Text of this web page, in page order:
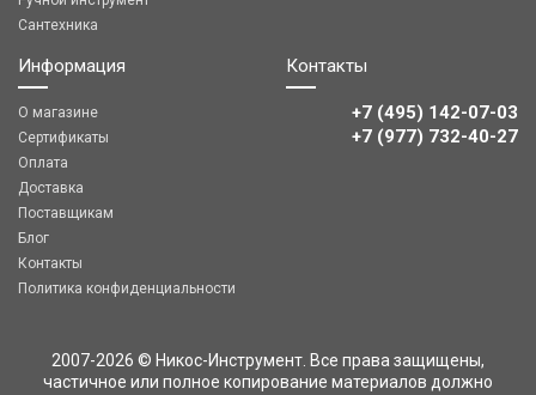
Сантехника
Информация
О магазине
Сертификаты
Оплата
Доставка
Поставщикам
Блог
Контакты
Политика конфиденциальности
Контакты
+7 (495) 142-07-03
‎‎+7 (977) 732-40-27
2007-2026 © Никос-Инструмент. Все права защищены,
частичное или полное копирование материалов должно